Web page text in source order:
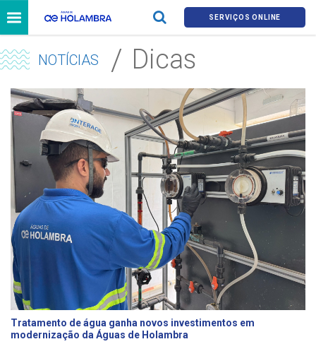
SERVIÇOS ONLINE
NOTÍCIAS Dicas
Tratamento de água ganha novos investimentos em
modernização da Águas de Holambra